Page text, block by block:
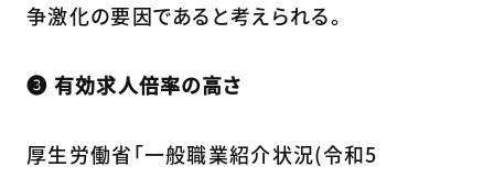
争激化の要因であると考えられる。
❸ 有効求人倍率の高さ
厚生労働省「一般職業紹介状況(令和5